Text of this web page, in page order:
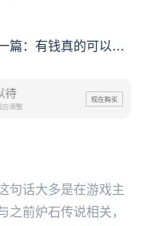
篇：有钱真的可以为
句话大多是在游戏主
之前炉石传说相关，